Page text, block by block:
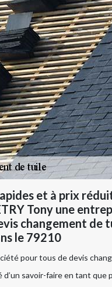
et à prix
Tony une
changement de
le 79210
pour tous de devis
d’un savoir-faire en tant que